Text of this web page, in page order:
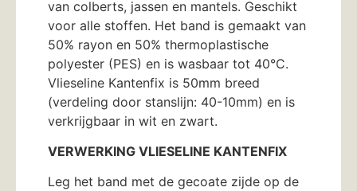
van colberts, jassen en mantels. Geschikt
voor alle stoffen. Het band is gemaakt van
50% rayon en 50% thermoplastische
polyester (PES) en is wasbaar tot 40°C.
Vlieseline Kantenfix is 50mm breed
(verdeling door stanslijn: 40-10mm) en is
verkrijgbaar in wit en zwart.
VERWERKING VLIESELINE KANTENFIX
Leg het band met de gecoate zijde op de